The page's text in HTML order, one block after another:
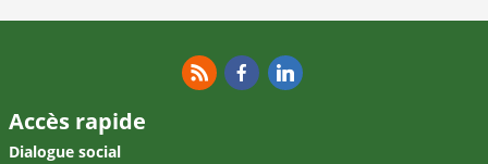
Accès rapide
Dialogue social